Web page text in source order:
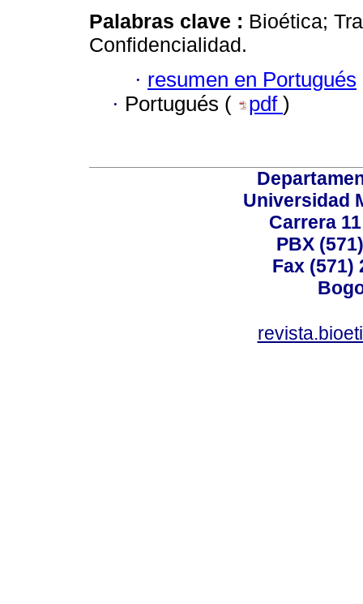
Palabras clave : Bioética;
Confidencialidad.
· resumen en Portugués
· Portugués ( pdf )
Universidad
Carrera
PBX
Fax (571)